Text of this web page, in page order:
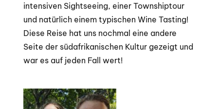
intensiven Sightseeing, einer Townshiptour
und natürlich einem typischen Wine Tasting!
Diese Reise hat uns nochmal eine andere
Seite der südafrikanischen Kultur gezeigt und
war es auf jeden Fall wert!